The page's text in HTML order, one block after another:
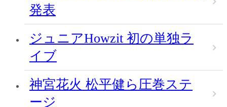
発表
ジュニアHowzit 初の単独ラ
イブ
神宮花火 松平健ら圧巻ステ
ージ